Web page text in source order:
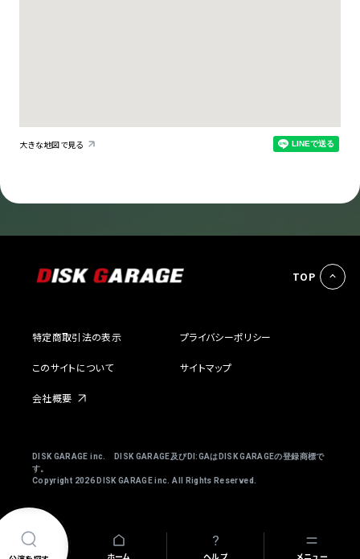
ホーム ヘルプ メニュー
大きな地図で見る
TOP
特定商取引法の表示 プライバシーポリシー
このサイトについて サイトマップ
会社概要
DISK GARAGE inc. DISK GARAGE及びDI:GAはDISK GARAGEの登録商標で
す。
Copyright 2026 DISK GARAGE inc. All Rights Reserved.